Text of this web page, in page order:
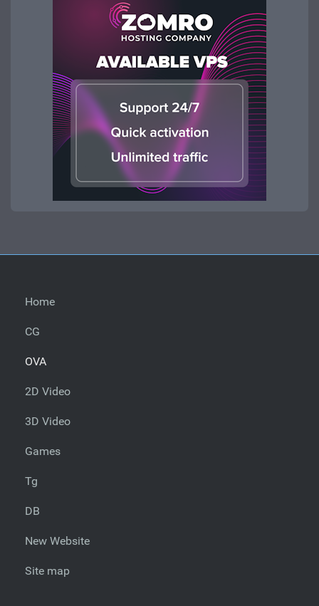
Home
CG
OVA
2D Video
3D Video
Games
Tg
DB
New Website
Site map